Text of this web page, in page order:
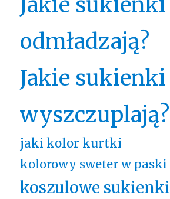
odmładzają?
Jakie sukienki
wyszczuplają?
jaki kolor kurtki
kolorowy sweter w paski
koszulowe sukienki